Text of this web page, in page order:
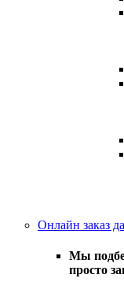
Онлайн заказ
Мы
просто